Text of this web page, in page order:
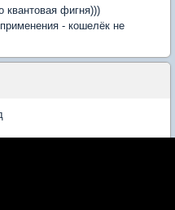
квантовая фигня)))
- кошелёк не